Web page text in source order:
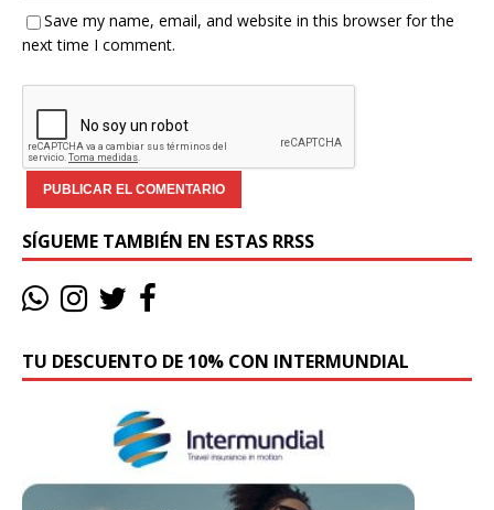
Save my name, email, and website in this browser for the
next time I comment.
SÍGUEME TAMBIÉN EN ESTAS RRSS
TU DESCUENTO DE 10% CON INTERMUNDIAL